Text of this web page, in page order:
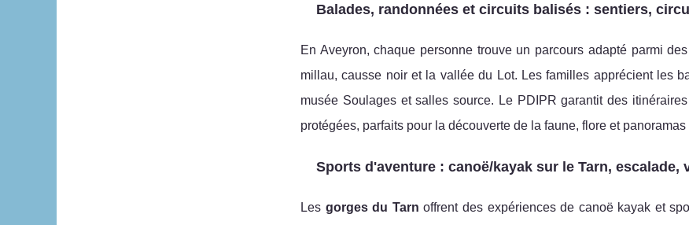
Balades, randonnées et circuits balisés : sentiers,
En Aveyron, chaque personne trouve un parcours adapté parmi
millau, causse noir et la vallée du Lot. Les familles apprécient les
musée Soulages et salles source. Le PDIPR garantit des
protégées, parfaits pour la découverte de la faune, flore et panoramas
Sports d'aventure : canoë/kayak sur le Tarn,
Les gorges du Tarn offrent des expériences de canoë kayak et